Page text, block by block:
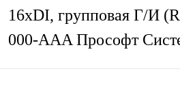
16хDI, групповая Г/И
000-AAA Прософт